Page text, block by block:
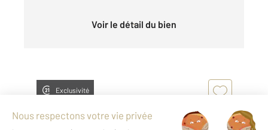
Voir le détail du bien
Exclusivité